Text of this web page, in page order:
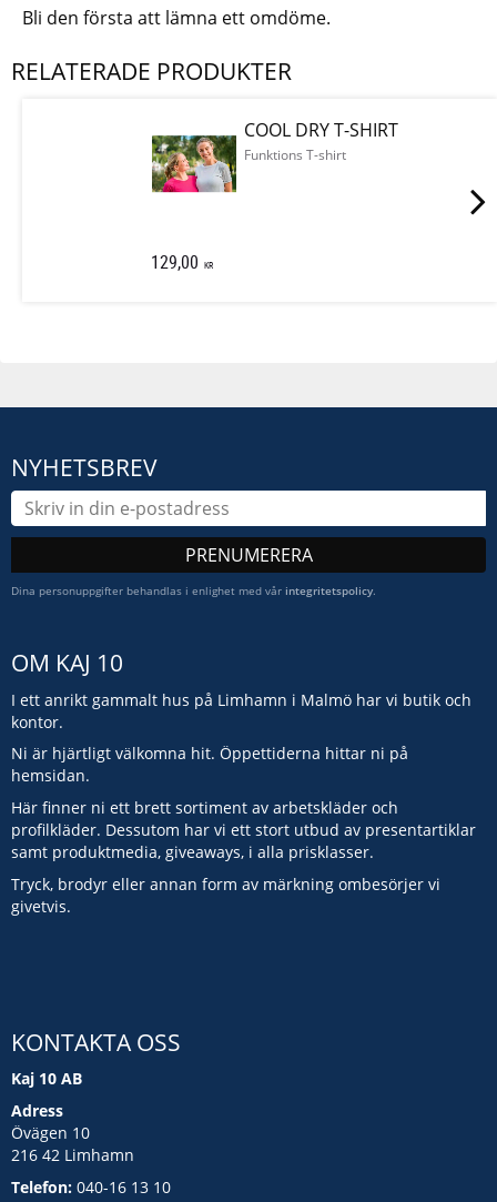
Bli den första att lämna ett omdöme.
RELATERADE PRODUKTER
COOL DRY T-SHIRT
Funktions T-shirt
129,00 KR
NYHETSBREV
PRENUMERERA
Dina personuppgifter behandlas i enlighet med vår integritetspolicy.
OM KAJ 10
I ett anrikt gammalt hus på Limhamn i Malmö har vi butik och
kontor.
Ni är hjärtligt välkomna hit. Öppettiderna hittar ni på
hemsidan.
Här finner ni ett brett sortiment av arbetskläder och
profilkläder. Dessutom har vi ett stort utbud av presentartiklar
samt produktmedia, giveaways, i alla prisklasser.
Tryck, brodyr eller annan form av märkning ombesörjer vi
givetvis.
KONTAKTA OSS
Kaj 10 AB
Adress
Övägen 10
216 42 Limhamn
Telefon: 040-16 13 10